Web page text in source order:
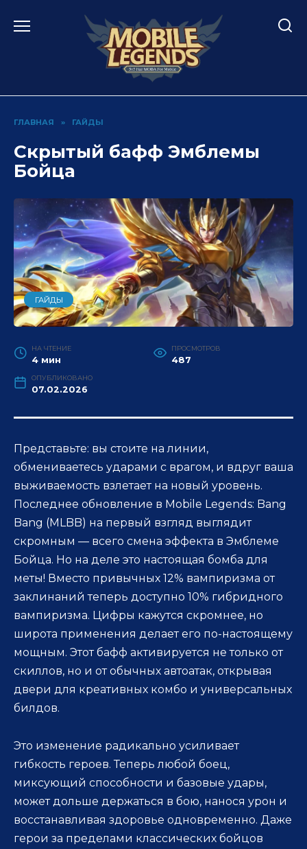
ГЛАВНАЯ » ГАЙДЫ
Скрытый бафф Эмблемы
Бойца
ГАЙДЫ
НА ЧТЕНИЕ
4 мин
ПРОСМОТРОВ
487
ОПУБЛИКОВАНО
07.02.2026
Представьте: вы стоите на линии,
обмениваетесь ударами с врагом, и вдруг ваша
выживаемость взлетает на новый уровень.
Последнее обновление в Mobile Legends: Bang
Bang (MLBB) на первый взгляд выглядит
скромным — всего смена эффекта в Эмблеме
Бойца. Но на деле это настоящая бомба для
меты! Вместо привычных 12% вампиризма от
заклинаний теперь доступно 10% гибридного
вампиризма. Цифры кажутся скромнее, но
широта применения делает его по-настоящему
мощным. Этот бафф активируется не только от
скиллов, но и от обычных автоатак, открывая
двери для креативных комбо и универсальных
билдов.
Это изменение радикально усиливает
гибкость героев. Теперь любой боец,
миксующий способности и базовые удары,
может дольше держаться в бою, нанося урон и
восстанавливая здоровье одновременно. Даже
герои за пределами классических бойцов